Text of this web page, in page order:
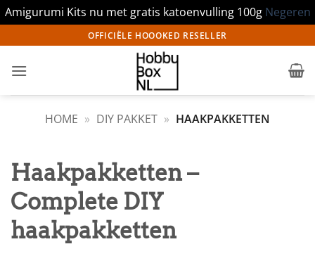
Amigurumi Kits nu met gratis katoenvulling 100g Negeren
naar
inhoud
OFFICIËLE HOOOKED RESELLER
HOME » DIY PAKKET » HAAKPAKKETTEN
Haakpakketten –
Complete DIY
haakpakketten